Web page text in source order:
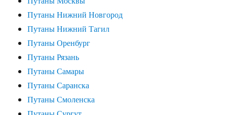
Путаны Нижний Новгород
Путаны Нижний Тагил
Путаны Оренбург
Путаны Рязань
Путаны Самары
Путаны Саранска
Путаны Смоленска